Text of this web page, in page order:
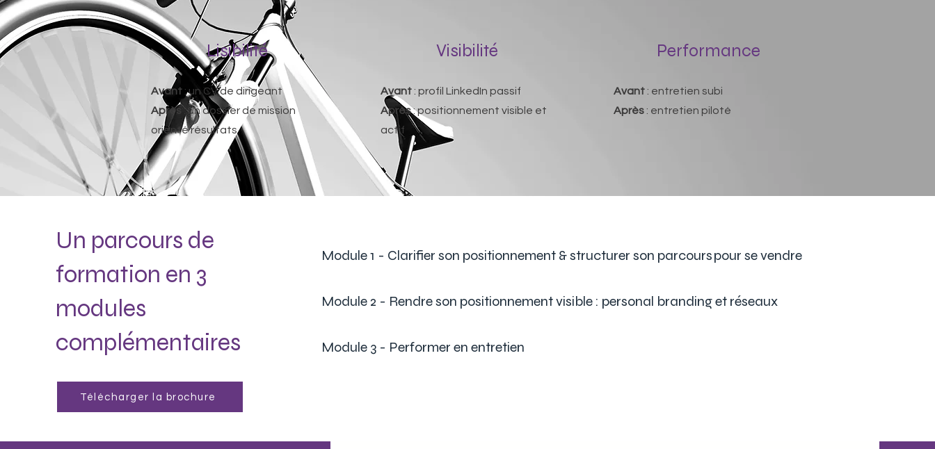
Lisibilité
Avant : un CV de dirigeant
Après : un dossier de mission
orienté résultats
Visibilité
Avant: profil LinkedIn passif
Après: positionnement visible et
actif
Performance
Avant : entretien subi
Après: entretien piloté
Un parcours de
formation en 3
modules
complémentaires
Télécharger la brochure
Module 1 - Clarifier son positionnement & structurer son parcours pour se vendre
Module 2 - Rendre son positionnement visible : personal branding ​​et réseaux
Module 3 - Performer en entretien​